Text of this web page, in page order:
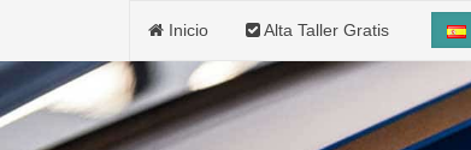
Inicio Alta Taller Gratis